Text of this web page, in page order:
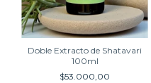
Doble Extracto de Shatavari
100ml
$53.000,00